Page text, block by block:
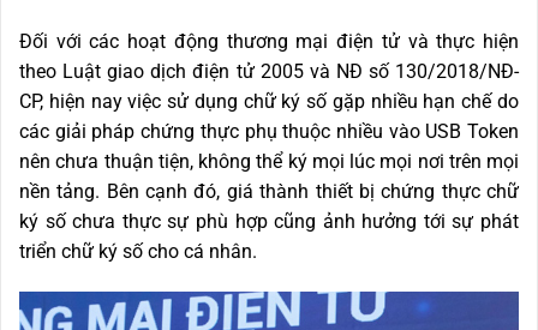
Đối với các hoạt động thương mại điện tử và thực hiện
theo Luật giao dịch điện tử 2005 và NĐ số 130/2018/NĐ-
CP, hiện nay việc sử dụng chữ ký số gặp nhiều hạn chế do
các giải pháp chứng thực phụ thuộc nhiều vào USB Token
nên chưa thuận tiện, không thể ký mọi lúc mọi nơi trên mọi
nền tảng. Bên cạnh đó, giá thành thiết bị chứng thực chữ
ký số chưa thực sự phù hợp cũng ảnh hưởng tới sự phát
triển chữ ký số cho cá nhân.